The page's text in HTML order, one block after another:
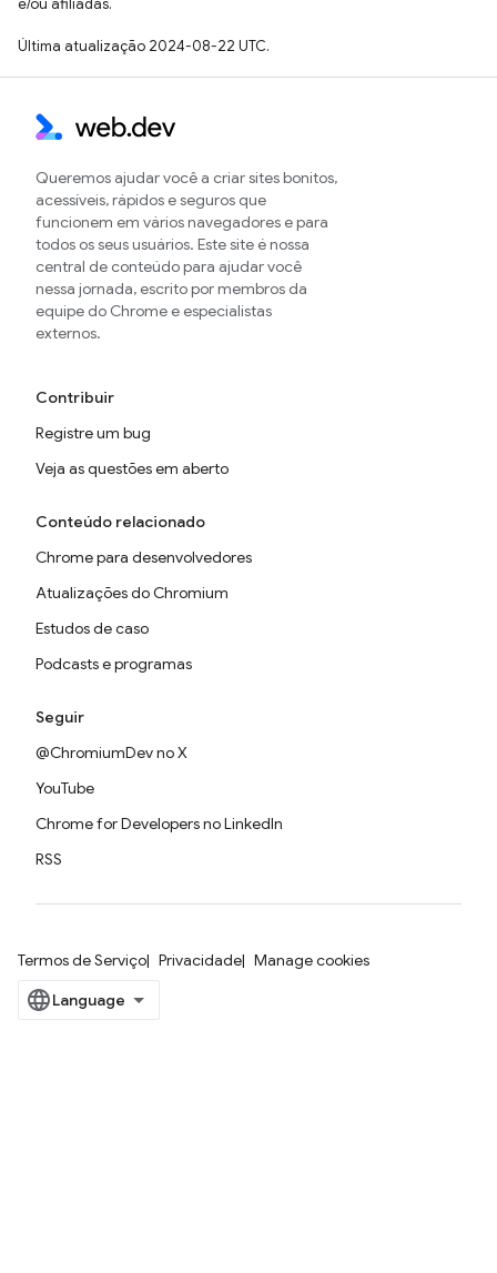
e/ou afiliadas.
Última atualização 2024-08-22 UTC.
Queremos ajudar você a criar sites bonitos,
acessíveis, rápidos e seguros que
funcionem em vários navegadores e para
todos os seus usuários. Este site é nossa
central de conteúdo para ajudar você
nessa jornada, escrito por membros da
equipe do Chrome e especialistas
externos.
Contribuir
Registre um bug
Veja as questões em aberto
Conteúdo relacionado
Chrome para desenvolvedores
Atualizações do Chromium
Estudos de caso
Podcasts e programas
Seguir
@ChromiumDev no X
YouTube
Chrome for Developers no LinkedIn
RSS
Termos de Serviço Privacidade Manage cookies